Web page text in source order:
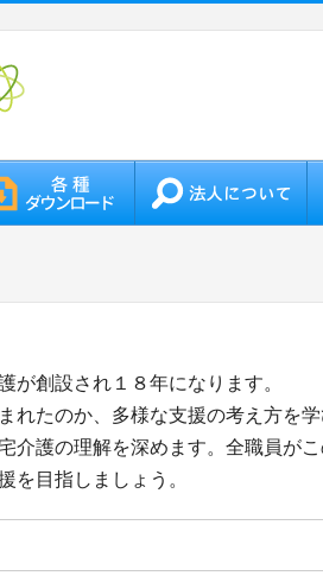
が創設され１８年になります。
れたのか、多様な支援の考え方を
介護の理解を深めます。全職員が
を目指しましょう。